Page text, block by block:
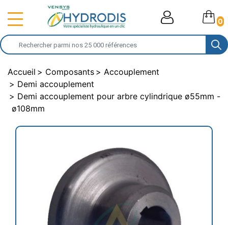
0
Accueil Composants
Accouplement
Demi accouplement
Demi accouplement pour arbre cylindrique ø55mm -
ø108mm